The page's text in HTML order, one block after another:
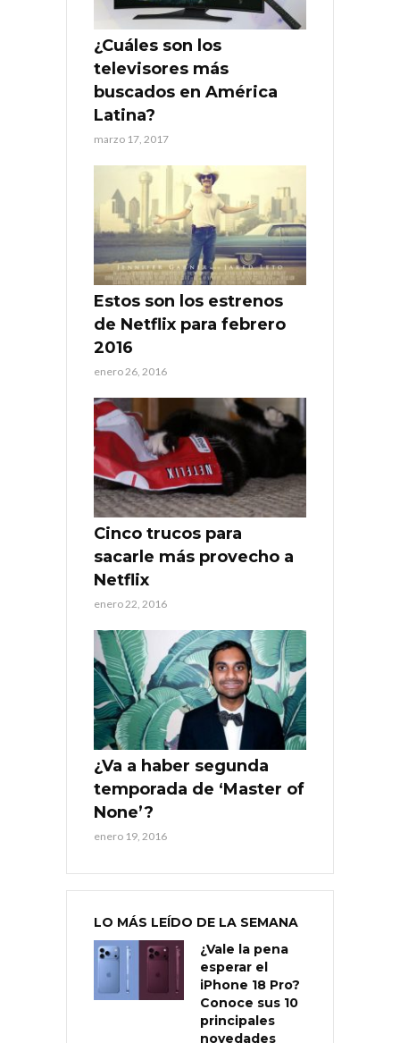
¿Cuáles son los
televisores más
buscados en América
Latina?
marzo 17, 2017
Estos son los estrenos
de Netflix para febrero
2016
enero 26, 2016
Cinco trucos para
sacarle más provecho a
Netflix
enero 22, 2016
¿Va a haber segunda
temporada de ‘Master of
None’?
enero 19, 2016
LO MÁS LEÍDO DE LA SEMANA
¿Vale la pena
esperar el
iPhone 18 Pro?
Conoce sus 10
principales
novedades